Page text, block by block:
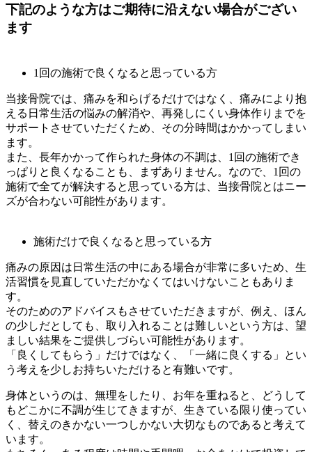
下記のような方はご期待に沿えない場合がござい
ます
1回の施術で良くなると思っている方
当接骨院では、痛みを和らげるだけではなく、痛みにより抱
える日常生活の悩みの解消や、再発しにくい身体作りまでを
サポートさせていただくため、その分時間はかかってしまい
ます。
また、長年かかって作られた身体の不調は、1回の施術でき
っぱりと良くなることも、まずありません。なので、1回の
施術で全てが解決すると思っている方は、当接骨院とはニー
ズが合わない可能性があります。
施術だけで良くなると思っている方
痛みの原因は日常生活の中にある場合が非常に多いため、生
活習慣を見直していただかなくてはいけないこともありま
す。
そのためのアドバイスもさせていただきますが、例え、ほん
の少しだとしても、取り入れることは難しいという方は、望
ましい結果をご提供しづらい可能性があります。
「良くしてもらう」だけではなく、「一緒に良くする」とい
う考えを少しお持ちいただけると有難いです。
身体というのは、無理をしたり、お年を重ねると、どうして
もどこかに不調が生じてきますが、生きている限り使ってい
く、替えのきかない一つしかない大切なものであると考えて
います。